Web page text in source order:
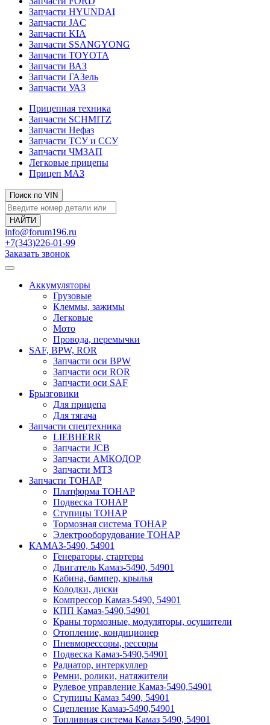
Запчасти HYUNDAI
Запчасти JAC
Запчасти KIA
Запчасти SSANGYONG
Запчасти TOYOTA
Запчасти ВАЗ
Запчасти ГАЗель
Запчасти УАЗ
Прицепная техника
Запчасти SCHMITZ
Запчасти Нефаз
Запчасти ТСУ и ССУ
Запчасти ЧМЗАП
Легковые прицепы
Прицеп МАЗ
Поиск по VIN
info@forum196.ru
+7(343)226-01-99
Заказать звонок
Аккумуляторы
Грузовые
Клеммы, зажимы
Легковые
Мото
Провода, перемычки
SAF, BPW, ROR
Запчасти оси BPW
Запчасти оси ROR
Запчасти оси SAF
Брызговики
Для прицепа
Для тягача
Запчасти спецтехника
LIEBHERR
Запчасти JCB
Запчасти АМКОДОР
Запчасти МТЗ
Запчасти ТОНАР
Платформа ТОНАР
Подвеска ТОНАР
Ступицы ТОНАР
Тормозная система ТОНАР
Электрооборудование ТОНАР
КАМАЗ-5490, 54901
Генераторы, стартеры
Двигатель Камаз-5490, 54901
Кабина, бампер, крылья
Колодки, диски
Компрессор Камаз-5490, 54901
КПП Камаз-5490,54901
Краны тормозные, модуляторы, осушители
Отопление, кондиционер
Пневморессоры, рессоры
Подвеска Камаз-5490,54901
Радиатор, интеркуллер
Ремни, ролики, натяжители
Рулевое управление Камаз-5490,54901
Ступицы Камаз 5490, 54901
Сцепление Камаз-5490,54901
Топливная система Камаз 5490, 54901